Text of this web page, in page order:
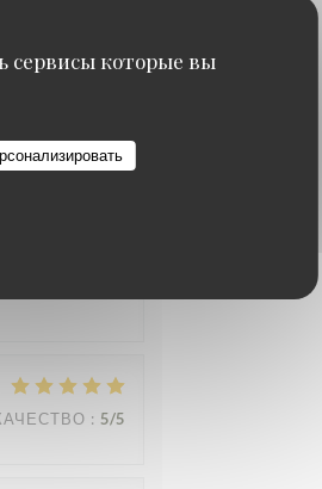
сервисы которые вы
donnant
est par
: 5/5